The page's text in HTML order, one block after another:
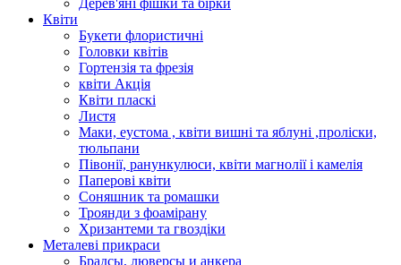
Дерев'яні фішки та бірки
Квіти
Букети флористичні
Головки квітів
Гортензія та фрезія
квіти Акція
Квіти пласкі
Листя
Маки, еустома , квіти вишні та яблуні ,проліски,
тюльпани
Півонії, ранункулюси, квіти магнолії і камелія
Паперові квіти
Соняшник та ромашки
Троянди з фоамірану
Хризантеми та гвоздіки
Металеві прикраси
Брадсы, люверсы и анкера